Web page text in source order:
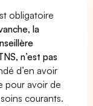
obligatoire
la
n’est pas
d’en avoir
pour avoir de
courants.